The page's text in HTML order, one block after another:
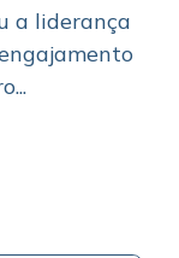
a liderança